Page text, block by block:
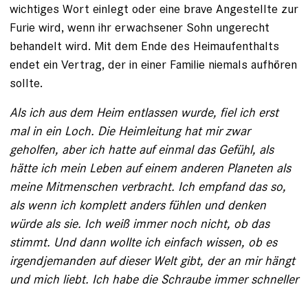
wichtiges Wort einlegt oder eine brave Angestellte zur
Furie wird, wenn ihr erwachsener Sohn ungerecht
behandelt wird. Mit dem Ende des Heimaufenthalts
endet ein Vertrag, der in einer Familie niemals aufhören
sollte.
Als ich aus dem Heim entlassen wurde, fiel ich erst
mal in ein Loch. Die Heimleitung hat mir zwar
geholfen, aber ich hatte auf einmal das Gefühl, als
hätte ich mein Leben auf einem anderen Planeten als
meine Mitmenschen verbracht. Ich empfand das so,
als wenn ich komplett anders fühlen und denken
würde als sie. Ich weiß immer noch nicht, ob das
stimmt. Und dann wollte ich einfach wissen, ob es
irgendjemanden auf dieser Welt gibt, der an mir hängt
und mich liebt. Ich habe die Schraube immer schneller